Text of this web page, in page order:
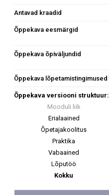
Antavad kraadid
Õppekava eesmärgid
Õppekava õpiväljundid
Õppekava lõpetamistingimused
Õppekava versiooni struktuur:
Mooduli liik
Erialaained
Õpetajakoolitus
Praktika
Vabaained
Lõputöö
Kokku